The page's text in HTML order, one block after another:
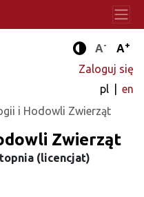
Tryb
A- A+
Zaloguj się
pl
en
i Hodowli Zwierząt
Zwierząt
(licencjat)